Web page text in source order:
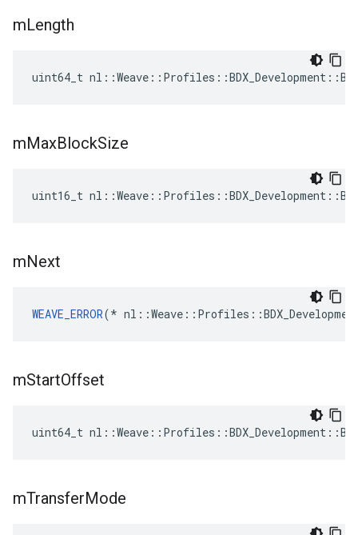
mLength
uint64_t
mMaxBlockSize
uint16_t
mNext
WEAVE_ERROR(*
mStartOffset
uint64_t
mTransferMode